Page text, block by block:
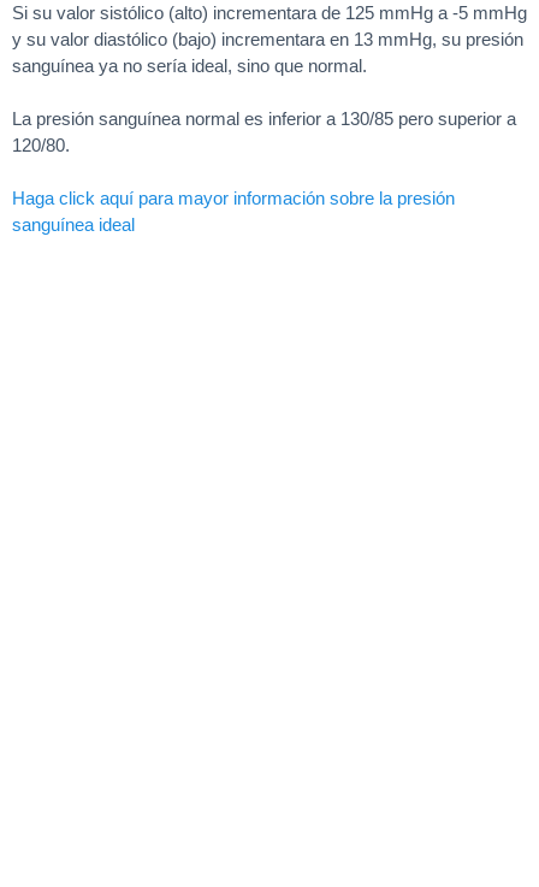
Si su valor sistólico (alto) incrementara de 125 mmHg a -5 mmHg
y su valor diastólico (bajo) incrementara en 13 mmHg, su presión
sanguínea ya no sería ideal, sino que normal.
La presión sanguínea normal es inferior a 130/85 pero superior a
120/80.
Haga click aquí para mayor información sobre la presión
sanguínea ideal